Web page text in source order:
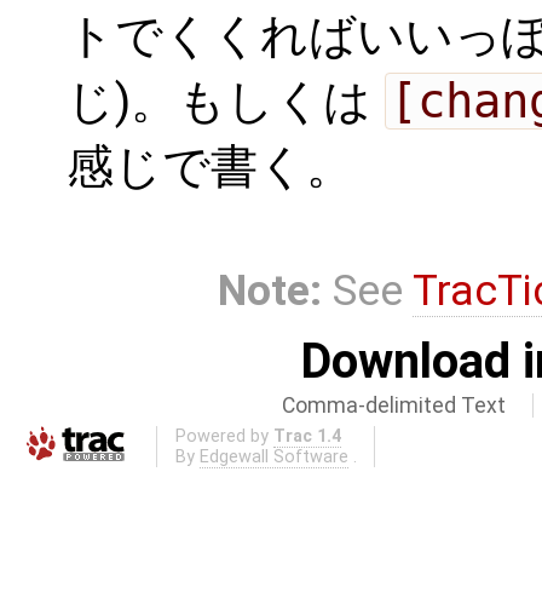
トでくくればいいっ
じ)。もしくは
感じで書く。
Note: See
Download
Comma-delimited Text
Powered by Trac 1.4
By Edgewall Software .